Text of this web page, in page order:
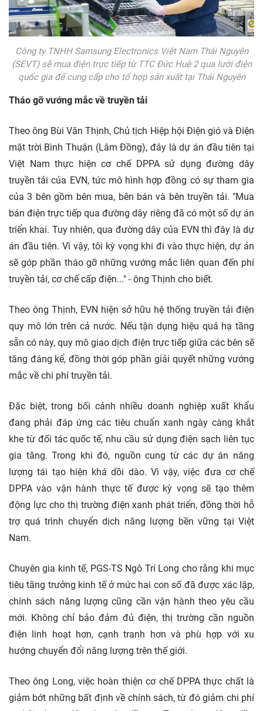
Công ty TNHH Samsung Electronics Việt Nam Thái Nguyên
(SEVT) sẽ mua điện trực tiếp từ TTC Đức Huệ 2 qua lưới điện
quốc gia để cung cấp cho tổ hợp sản xuất tại Thái Nguyên
Tháo gỡ vướng mắc về truyền tải
Theo ông Bùi Văn Thịnh, Chủ tịch Hiệp hội Điện gió và Điện
mặt trời Bình Thuận (Lâm Đồng), đây là dự án đầu tiên tại
Việt Nam thực hiện cơ chế DPPA sử dụng đường dây
truyền tải của EVN, tức mô hình hợp đồng có sự tham gia
của 3 bên gồm bên mua, bên bán và bên truyền tải. "Mua
bán điện trực tiếp qua đường dây riêng đã có một số dự án
triển khai. Tuy nhiên, qua đường dây của EVN thì đây là dự
án đầu tiên. Vì vậy, tôi kỳ vọng khi đi vào thực hiện, dự án
sẽ góp phần tháo gỡ những vướng mắc liên quan đến phí
truyền tải, cơ chế cấp điện..." - ông Thịnh cho biết.
Theo ông Thịnh, EVN hiện sở hữu hệ thống truyền tải điện
quy mô lớn trên cả nước. Nếu tận dụng hiệu quả hạ tầng
sẵn có này, quy mô giao dịch điện trực tiếp giữa các bên sẽ
tăng đáng kể, đồng thời góp phần giải quyết những vướng
mắc về chi phí truyền tải.
Đặc biệt, trong bối cảnh nhiều doanh nghiệp xuất khẩu
đang phải đáp ứng các tiêu chuẩn xanh ngày càng khắt
khe từ đối tác quốc tế, nhu cầu sử dụng điện sạch liên tục
gia tăng. Trong khi đó, nguồn cung từ các dự án năng
lượng tái tạo hiện khá dồi dào. Vì vậy, việc đưa cơ chế
DPPA vào vận hành thực tế được kỳ vọng sẽ tạo thêm
động lực cho thị trường điện xanh phát triển, đồng thời hỗ
trợ quá trình chuyển dịch năng lượng bền vững tại Việt
Nam.
Chuyên gia kinh tế, PGS-TS Ngô Trí Long cho rằng khi mục
tiêu tăng trưởng kinh tế ở mức hai con số đã được xác lập,
chính sách năng lượng cũng cần vận hành theo yêu cầu
mới. Không chỉ bảo đảm đủ điện, thị trường cần nguồn
điện linh hoạt hơn, cạnh tranh hơn và phù hợp với xu
hướng chuyển đổi năng lượng trên thế giới.
Theo ông Long, việc hoàn thiện cơ chế DPPA thực chất là
giảm bớt những bất định về chính sách, từ đó giảm chi phí